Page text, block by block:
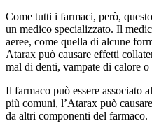
Come tutti i farmaci, però,
un medico specializzato. Il
aeree, come quella di alcune
Atarax può causare effetti
mal di denti, vampate di calore o
Il farmaco può essere associato
più comuni, l’Atarax può
da altri componenti del farmaco.